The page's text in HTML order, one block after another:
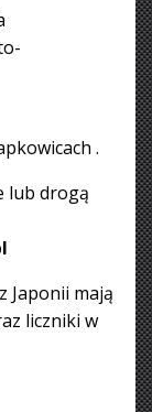
.
lub drogą
Japonii mają
liczniki w